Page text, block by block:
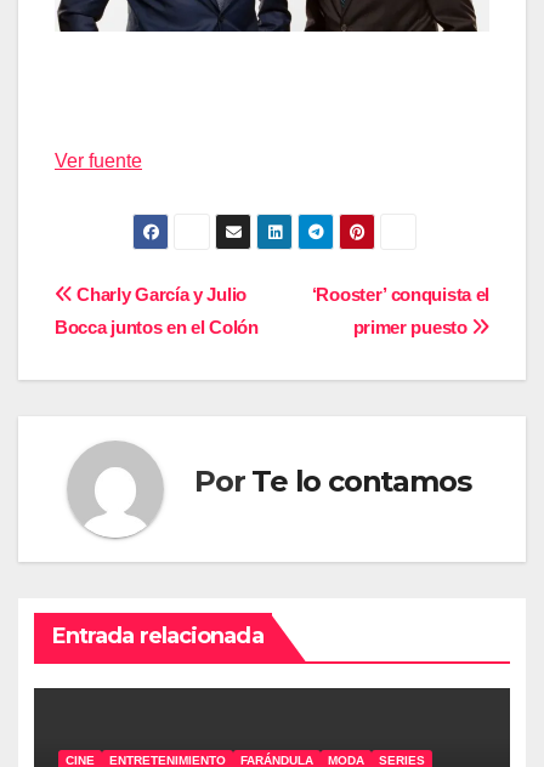
Ver fuente
Navegación
‘Rooster’ conquista el
primer puesto
Charly García y Julio
Bocca juntos en el Colón
Por Te lo contamos
Entrada relacionada
CINE ENTRETENIMIENTO FARÁNDULA MODA SERIES